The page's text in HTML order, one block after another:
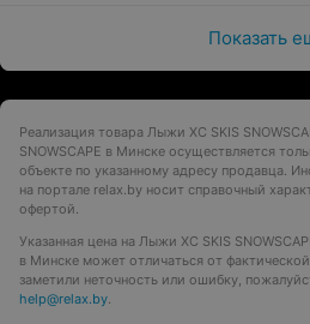
Показать
Реализация товара Лыжи XC SKIS
SNOWSCAPE в Минске осуществляется
объекте по указанному адресу продавца.
на портале relax.by носит справочный
офертой.
Указанная цена на Лыжи XC SKIS
в Минске может отличаться от
заметили неточность или ошибку,
help@relax.by.